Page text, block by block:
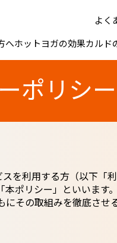
よく
へホットヨガの効果カルド
ポリシー
を利用する方（以下「
ポリシー」といいます
その取組みを徹底させ